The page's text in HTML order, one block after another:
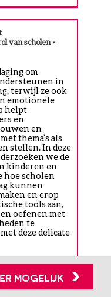
van scholen -
om
in
terwijl ze ook
emotionele
helpt
en
en
thema’s als
stellen. In deze
we de
kinderen en
hoe scholen
kunnen
en erop
tools aan,
oefenen met
te
deze delicate
MOGELIJK